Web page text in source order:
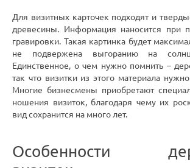
Для визитных карточек подходят и
древесины. Информация наносится при
гравировки. Такая картинка будет
не подвержена выгоранию на
Единственное, о чем нужно помнить –
так что визитки из этого материала
Многие бизнесмены приобретают
ношения визиток, благодаря чему их
вид сохранится на много лет.
Особенности